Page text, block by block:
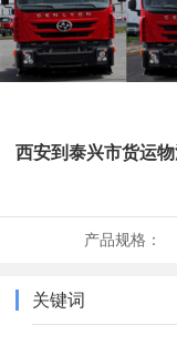
西安到泰兴市货运
产品规格：
关键词